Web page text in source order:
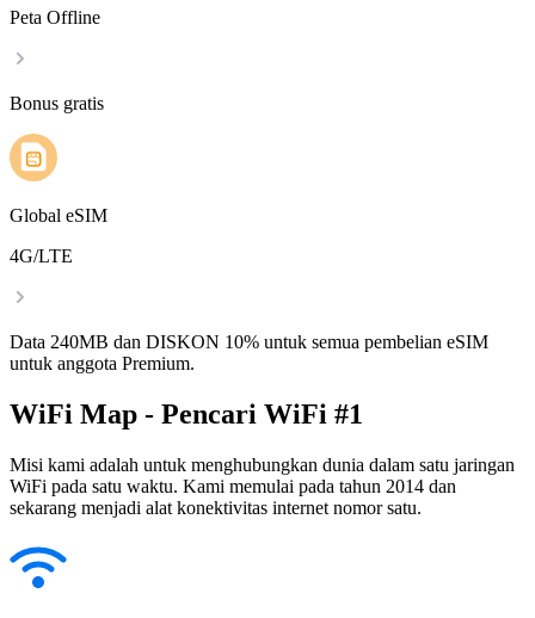
Peta Offline
Bonus gratis
Global eSIM
4G/LTE
Data 240MB dan DISKON 10% untuk semua pembelian eSIM
untuk anggota Premium.
WiFi Map - Pencari WiFi #1
Misi kami adalah untuk menghubungkan dunia dalam satu jaringan
WiFi pada satu waktu. Kami memulai pada tahun 2014 dan
sekarang menjadi alat konektivitas internet nomor satu.